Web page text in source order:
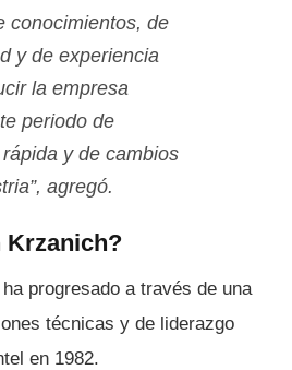
conocimientos, de
y de experiencia
la empresa
periodo de
y de cambios
agregó.
Krzanich?
progresado a través de una
técnicas y de liderazgo
en 1982.